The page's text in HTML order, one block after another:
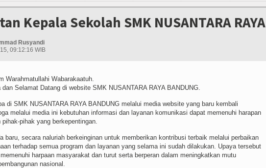
Kepala Sekolah SMK NUSANTARA RAYA
Rusyandi
09:12:16 WIB
Warahmatullahi Wabarakaatuh.
Selamat Datang di website SMK NUSANTARA RAYA BANDUNG.
di SMK NUSANTARA RAYA BANDUNG melalui media website yang baru kembali
melalui media ini kebutuhan informasi dan layanan komunikasi dapat memenuhi harapan
pihak-pihak yang berkepentingan.
baru, secara naluriah berkeinginan untuk memberikan kontribusi terbaik melalui perbaikan
terhadap semua program dan layanan yang selama ini sudah dilakukan. Upaya tersebut
harpaan masyarakat dan turut serta berperan dalam meningkatkan mutu
nasional.